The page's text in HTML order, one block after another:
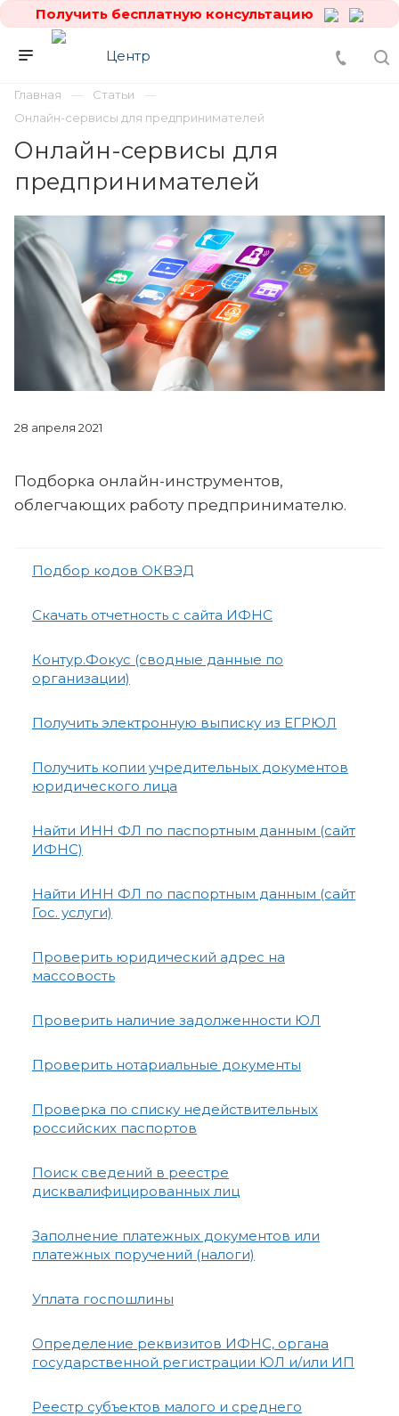
Получить бесплатную консультацию
Главная
Статьи
Онлайн-сервисы для предпринимателей
Онлайн-сервисы для
предпринимателей
28 апреля 2021
Подборка онлайн-инструментов,
облегчающих работу предпринимателю.
Подбор кодов ОКВЭД
Скачать отчетность с сайта ИФНС
Контур.Фокус (сводные данные по
организации)
Получить электронную выписку из ЕГРЮЛ
Получить копии учредительных документов
юридического лица
Найти ИНН ФЛ по паспортным данным (сайт
ИФНС)
Найти ИНН ФЛ по паспортным данным (сайт
Гос. услуги)
Проверить юридический адрес на
массовость
Проверить наличие задолженности ЮЛ
Проверить нотариальные документы
Проверка по списку недействительных
российских паспортов
Поиск сведений в реестре
дисквалифицированных лиц
Заполнение платежных документов или
платежных поручений (налоги)
Уплата госпошлины
Определение реквизитов ИФНС, органа
государственной регистрации ЮЛ и/или ИП
Реестр субъектов малого и среднего